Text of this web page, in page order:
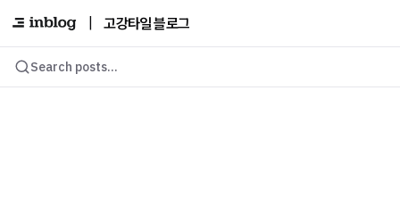
고강타일 블로그
Search posts...